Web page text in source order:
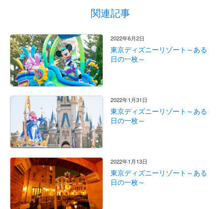
関連記事
2022年6月2日
東京ディズニーリゾート～ある
日の一枚～
2022年1月31日
東京ディズニーリゾート～ある
日の一枚～
2022年1月13日
東京ディズニーリゾート～ある
日の一枚～